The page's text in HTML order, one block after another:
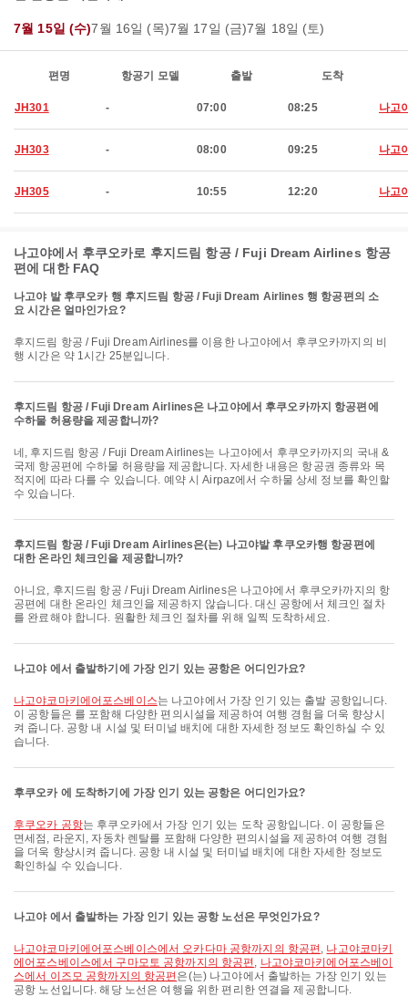
7월 15일 (수)7월 16일 (목)7월 17일 (금)7월 18일 (토)
편명 항공기 모델 출발 도착
JH301 - 07:00 08:25 나고
JH303 - 08:00 09:25 나고
JH305 - 10:55 12:20 나고
나고야에서 후쿠오카로 후지드림 항공 / Fuji Dream Airlines 항공
편에 대한 FAQ
나고야 발 후쿠오카 행 후지드림 항공 / Fuji Dream Airlines 행 항공편의 소
요 시간은 얼마인가요?
후지드림 항공 / Fuji Dream Airlines를 이용한 나고야에서 후쿠오카까지의 비
행 시간은 약 1시간 25분입니다.
후지드림 항공 / Fuji Dream Airlines은 나고야에서 후쿠오카까지 항공편에
수하물 허용량을 제공합니까?
네, 후지드림 항공 / Fuji Dream Airlines는 나고야에서 후쿠오카까지의 국내 &
국제 항공편에 수하물 허용량을 제공합니다. 자세한 내용은 항공권 종류와 목
적지에 따라 다를 수 있습니다. 예약 시 Airpaz에서 수하물 상세 정보를 확인할
수 있습니다.
후지드림 항공 / Fuji Dream Airlines은(는) 나고야발 후쿠오카행 항공편에
대한 온라인 체크인을 제공합니까?
아니요, 후지드림 항공 / Fuji Dream Airlines은 나고야에서 후쿠오카까지의 항
공편에 대한 온라인 체크인을 제공하지 않습니다. 대신 공항에서 체크인 절차
를 완료해야 합니다. 원활한 체크인 절차를 위해 일찍 도착하세요.
나고야 에서 출발하기에 가장 인기 있는 공항은 어디인가요?
나고야코마키에어포스베이스는 나고야에서 가장 인기 있는 출발 공항입니다.
이 공항들은 를 포함해 다양한 편의시설을 제공하여 여행 경험을 더욱 향상시
켜 줍니다. 공항 내 시설 및 터미널 배치에 대한 자세한 정보도 확인하실 수 있
습니다.
후쿠오카 에 도착하기에 가장 인기 있는 공항은 어디인가요?
후쿠오카 공항는 후쿠오카에서 가장 인기 있는 도착 공항입니다. 이 공항들은
면세점, 라운지, 자동차 렌탈를 포함해 다양한 편의시설을 제공하여 여행 경험
을 더욱 향상시켜 줍니다. 공항 내 시설 및 터미널 배치에 대한 자세한 정보도
확인하실 수 있습니다.
나고야 에서 출발하는 가장 인기 있는 공항 노선은 무엇인가요?
나고야코마키에어포스베이스에서 오카다마 공항까지의 항공편 , 나고야코마키
에어포스베이스에서 구마모토 공항까지의 항공편 , 나고야코마키에어포스베이
스에서 이즈모 공항까지의 항공편 은(는) 나고야에서 출발하는 가장 인기 있는
공항 노선입니다. 해당 노선은 여행을 위한 편리한 연결을 제공합니다.